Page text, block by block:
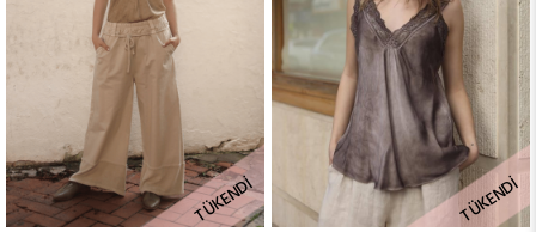
TÜKENDI TÜKENDI